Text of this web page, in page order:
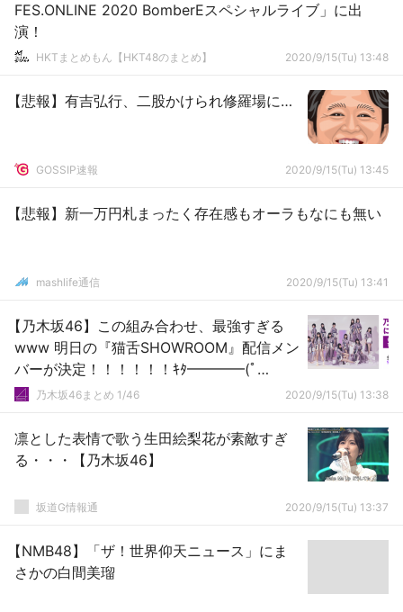
FES.ONLINE 2020 BomberEスペシャルライブ」に出
演！
HKTまとめもん【HKT48のまとめ】 2020/9/15(Tu) 13:48
【悲報】有吉弘行、二股かけられ修羅場に…
GOSSIP速報 2020/9/15(Tu) 13:45
【悲報】新一万円札まったく存在感もオーラもなにも無い
mashlife通信 2020/9/15(Tu) 13:41
【乃木坂46】この組み合わせ、最強すぎる
www 明日の『猫舌SHOWROOM』配信メン
バーが決定！！！！！！ｷﾀ━━━━(ﾟ
∀ﾟ)━━━━！！！
乃木坂46まとめ 1/46 2020/9/15(Tu) 13:38
凛とした表情で歌う生田絵梨花が素敵すぎ
る・・・【乃木坂46】
坂道G情報通 2020/9/15(Tu) 13:37
【NMB48】「ザ！世界仰天ニュース」にま
さかの白間美瑠